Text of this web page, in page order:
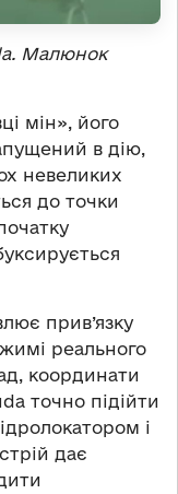
Малюнок
мін», його
в дію,
невеликих
до точки
прив’язку
реального
координати
точно підійти
і
дає